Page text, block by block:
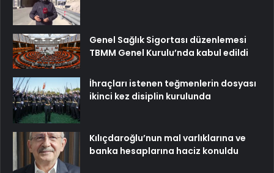
Genel Sağlık Sigortası düzenlemesi
TBMM Genel Kurulu’nda kabul edildi
İhraçları istenen teğmenlerin dosyası
ikinci kez disiplin kurulunda
Kılıçdaroğlu’nun mal varlıklarına ve
banka hesaplarına haciz konuldu